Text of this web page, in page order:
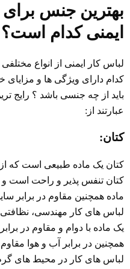
بهترین جنس برای
ایمنی کدام است؟
لباس کار ایمنی از انواع
کدام دارای ویژگی ‌ها و
باید از چه جنسی باشد ؟ رایج‌
عبارتند از:
کتان:
کتان یک ماده طبیعی است که
کتان تنفس پذیر و راحت است
ماده همچنین مقاوم در برابر
لباس‌ های کار مهندسی،
یک ماده با دوام و مقاوم در
همچنین در برابر آب و هوا
لباس‌ های کار در محیط‌ های